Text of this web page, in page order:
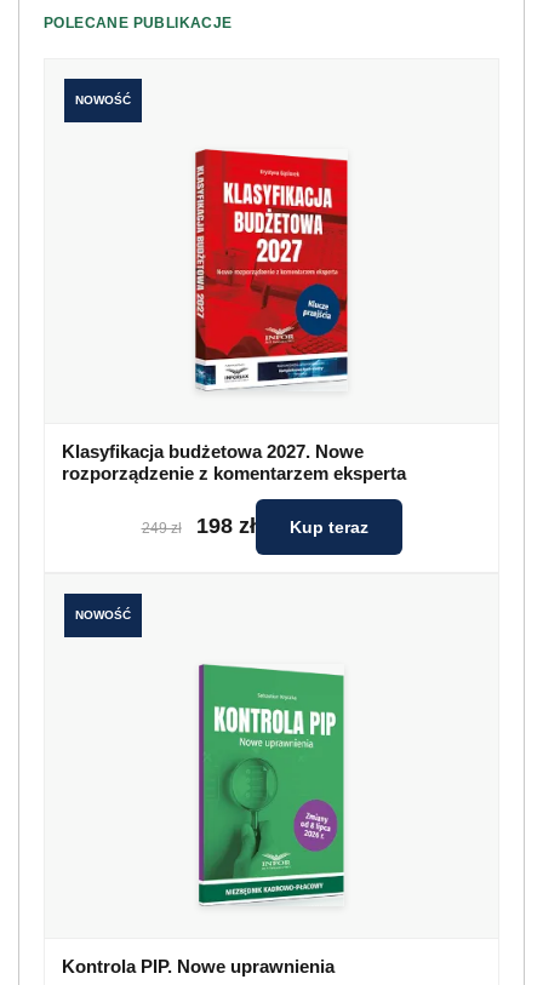
POLECANE PUBLIKACJE
NOWOŚĆ
Klasyfikacja budżetowa 2027. Nowe
rozporządzenie z komentarzem eksperta
249 zł 198 zł Kup teraz
NOWOŚĆ
Kontrola PIP. Nowe uprawnienia